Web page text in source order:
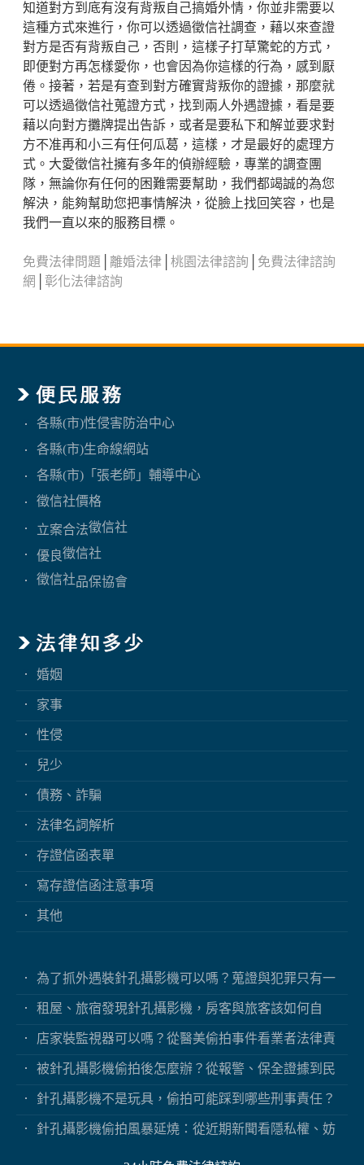
知道對方到底有沒有背叛自己搞婚外情，你並非需要以
這種方式來進行，你可以透過徵信社調查，藉以來查證
對方是否有背叛自己，否則，這樣子打草驚蛇的方式，
即便對方再怎樣愛你，也會因為你這樣的行為，感到厭
倦。接著，若是有查到對方確實背叛你的證據，那麼就
可以透過徵信社蒐證方式，找到兩人外遇證據，看是要
藉以向對方攤牌提出告訴，或者是要私下和解並要求對
方不准再和小三有任何瓜葛，這樣，才是最好的處理方
式。大愛徵信社擁有多年的偵辦經驗，專業的調查團
隊，無論你有任何的困難需要幫助，我們都竭誠的為您
解決，能夠幫助您把事情解決，從臉上找回笑容，也是
我們一直以來的服務目標。
免費法律問題 離婚法律 桃園法律諮詢
免費法律諮詢
網
彰化法律諮詢
各縣(市)性侵害防治中心
各縣(市)生命線網站
各縣(市)「張老師」輔導中心
徵信社價格
立案合法徵信社
優良徵信社
徵信社品保協會
婚姻
家事
性侵
兒少
債務、詐騙
法律名詞解析
存證信函表單
寫存證信函注意事項
其他
為了抓外遇裝針孔攝影機可以嗎？蒐證與犯罪只有一
租屋、旅宿發現針孔攝影機，房客與旅客該如何自
店家裝監視器可以嗎？從醫美偷拍事件看業者法律責
被針孔攝影機偷拍後怎麼辦？從報警、保全證據到民
針孔攝影機不是玩具，偷拍可能踩到哪些刑事責任？
針孔攝影機偷拍風暴延燒：從近期新聞看隱私權、妨